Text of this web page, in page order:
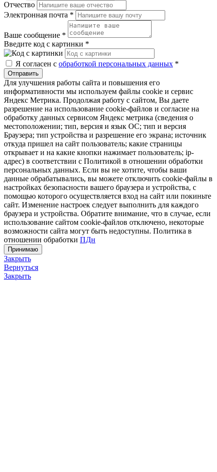
Отчество
Электронная почта *
Ваше сообщение *
Введите код с картинки *
Я согласен с обработкой персональных данных *
Отправить
Для улучшения работы сайта и повышения его
информативности мы используем файлы cookie и сервис
Яндекс Метрика. Продолжая работу с сайтом, Вы даете
разрешение на использование cookie-файлов и согласие на
обработку данных сервисом Яндекс метрика (сведения о
местоположении; тип, версия и язык ОС; тип и версия
Браузера; тип устройства и разрешение его экрана; источник
откуда пришел на сайт пользователь; какие страницы
открывает и на какие кнопки нажимает пользователь; ip-
адрес) в соответствии с Политикой в отношении обработки
персональных данных. Если вы не хотите, чтобы ваши
данные обрабатывались, вы можете отключить cookie-файлы в
настройках безопасности вашего браузера и устройства, с
помощью которого осуществляется вход на сайт или покиньте
сайт. Изменение настроек следует выполнить для каждого
браузера и устройства. Обратите внимание, что в случае, если
использование сайтом cookie-файлов отключено, некоторые
возможности сайта могут быть недоступны. Политика в
отношении обработки ПДн
Принимаю
Закрыть
Вернуться
Закрыть